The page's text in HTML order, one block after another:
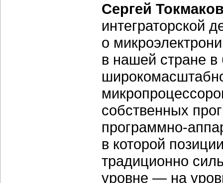
Сергей
интеграторской
о
в нашей стране
собственных
программно-
в которой
традиционно
уровне — на